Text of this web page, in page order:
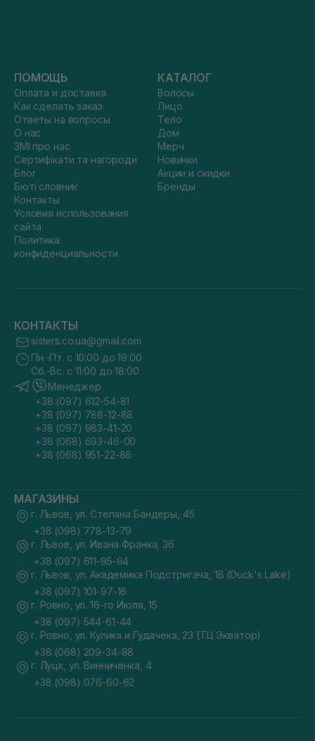
ПОМОЩЬ
Оплата и доставка
Как сделать заказ
Ответы на вопросы
О нас
ЗМІ про нас
Сертифікати та нагороди
Блог
Бюті словник
Контакты
Условия использования
сайта
Политика
конфиденциальности
КАТАЛОГ
Волосы
Лицо
Тело
Дом
Мерч
Новинки
Акции и скидки
Бренды
КОНТАКТЫ
sisters.co.ua@gmail.com
Пн.-Пт. с 10:00 до 19:00
Сб.-Вс. с 11:00 до 18:00
Менеджер
+38 (097) 612-54-81
+38 (097) 788-12-88
+38 (097) 983-41-20
+38 (068) 693-46-00
+38 (068) 951-22-86
МАГАЗИНЫ
г. Львов, ул. Степана Бандеры, 45
+38 (098) 778-13-79
г. Львов, ул. Ивана Франка, 36
+38 (097) 611-95-94
г. Львов, ул. Академика Подстригача, 1В (Duck's Lake)
+38 (097) 101-97-16
г. Ровно, ул. 16-го Июля, 15
+38 (097) 544-61-44
г. Ровно, ул. Кулика и Гудачека, 23 (ТЦ Экватор)
+38 (068) 209-34-88
г. Луцк, ул. Винниченка, 4
+38 (098) 076-60-62